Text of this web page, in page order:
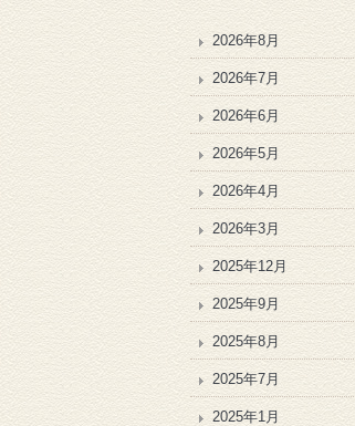
2026年8月
2026年7月
2026年6月
2026年5月
2026年4月
2026年3月
2025年12月
2025年9月
2025年8月
2025年7月
2025年1月